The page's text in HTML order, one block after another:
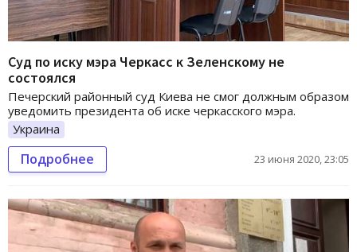
Суд по иску мэра Черкасс к Зеленскому не
состоялся
Печерский районный суд Киева не смог должным образом
уведомить президента об иске черкасского мэра.
Украина
Подробнее 23 июня 2020, 23:05